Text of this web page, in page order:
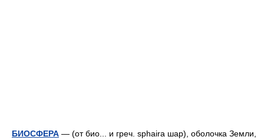
БИОСФЕРА — (от био... и греч. sphaira шар), оболочка Земли,